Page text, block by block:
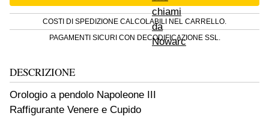
COSTI DI SPEDIZIONE CALCOLABILI NEL CARRELLO.
PAGAMENTI SICURI CON DECODIFICAZIONE SSL.
DESCRIZIONE
Orologio a pendolo Napoleone III
Raffigurante Venere e Cupido